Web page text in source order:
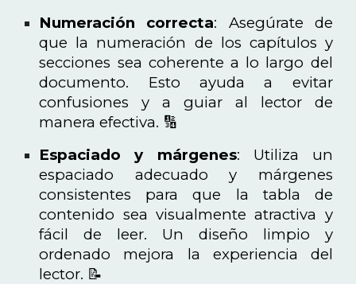
Numeración correcta: Asegúrate de
que la numeración de los capítulos y
secciones sea coherente a lo largo del
documento. Esto ayuda a evitar
confusiones y a guiar al lector de
manera efectiva. 🔢
Espaciado y márgenes: Utiliza un
espaciado adecuado y márgenes
consistentes para que la tabla de
contenido sea visualmente atractiva y
fácil de leer. Un diseño limpio y
ordenado mejora la experiencia del
lector. 📝